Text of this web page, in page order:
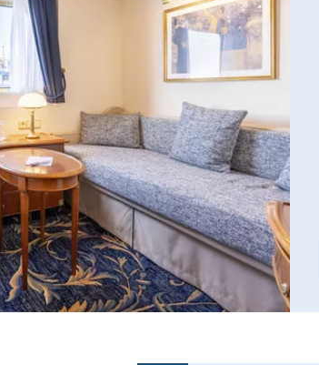
WhatsApp
Link kopieren